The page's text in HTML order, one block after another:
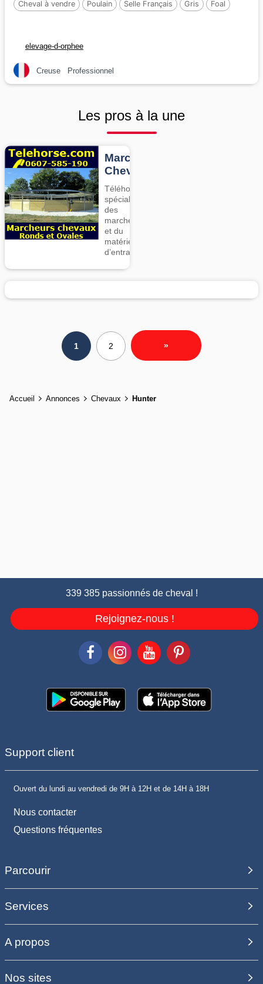
Cheval à vendre Poulain Selle Français Gris Foal
elevage-d-orphee
Creuse Professionnel
Les pros à la une
Marcheurs
Chevaux
Téléhorse,
spécialiste
des
marcheurs
et du
matériel
d’entrainement
1 2 »
Accueil Annonces Chevaux Hunter
339 385 passionnés de cheval !
Rejoignez-nous !
Support client
Ouvert du lundi au vendredi de 9H à 12H et de 14H à 18H
Nous contacter
Questions fréquentes
Parcourir
Services
A propos
Nos sites